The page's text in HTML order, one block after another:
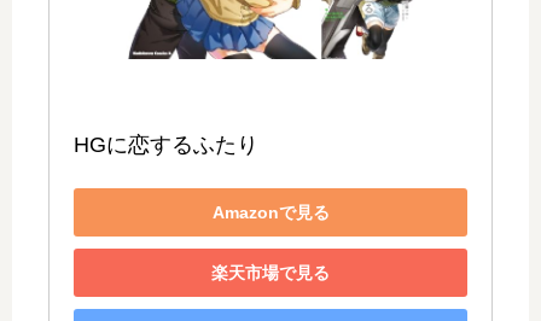
HGに恋するふたり
Amazonで見る
楽天市場で見る